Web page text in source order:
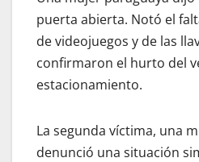
puerta abierta. Notó el
de videojuegos y de las
confirmaron el hurto del
estacionamiento.
La segunda víctima, una
denunció una situación